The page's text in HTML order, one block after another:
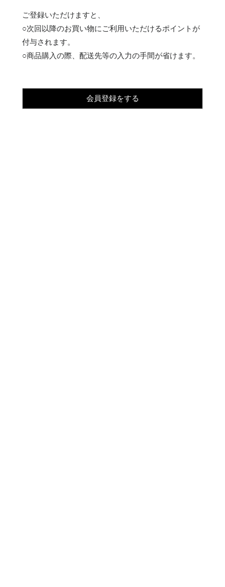
ご登録いただけますと、
○次回以降のお買い物にご利用いただけるポイントが
付与されます。
○商品購入の際、配送先等の入力の手間が省けます。
会員登録をする